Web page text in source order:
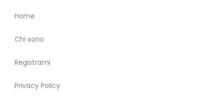
Home
Chi sono
Registrami
Privacy Policy